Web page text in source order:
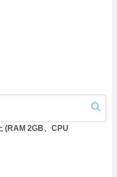
(RAM 2GB、CPU